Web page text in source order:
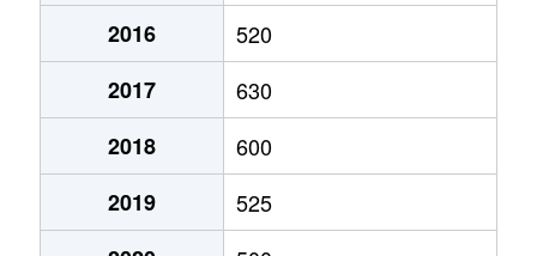
春日居町鎮目 700万円
春日居町鎮目
930万円
春日居町鎮目
590万円
春日居町寺本
550万円
2016
520
2017
630
2018
600
2019
525